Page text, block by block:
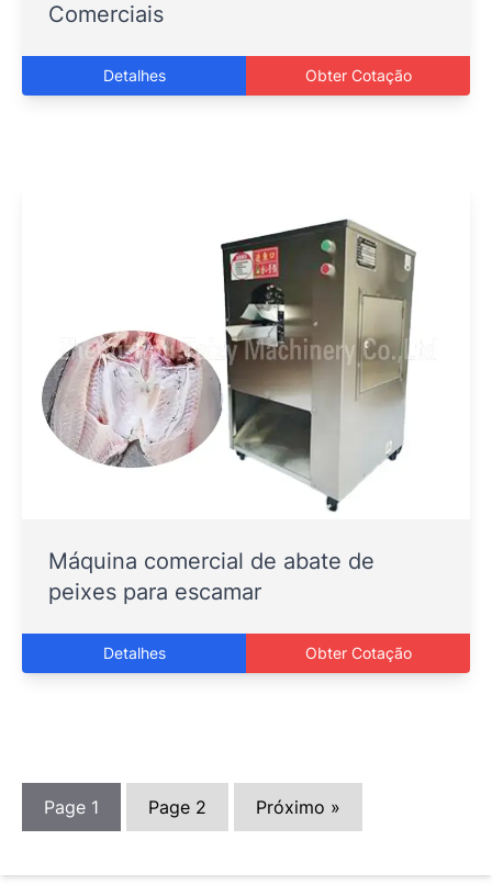
Comerciais
Detalhes Obter Cotação
Máquina comercial de abate de
peixes para escamar
Detalhes Obter Cotação
Page 1 Page 2 Próximo »